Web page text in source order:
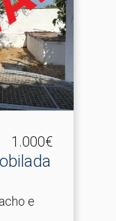
1.000€
e